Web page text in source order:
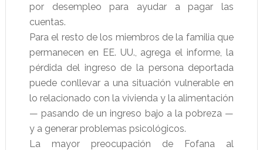
por desempleo para ayudar a pagar las
cuentas.
Para el resto de los miembros de la familia que
permanecen en EE. UU., agrega el informe, la
pérdida del ingreso de la persona deportada
puede conllevar a una situación vulnerable en
lo relacionado con la vivienda y la alimentación
— pasando de un ingreso bajo a la pobreza —
y a generar problemas psicológicos.
La mayor preocupación de Fofana al